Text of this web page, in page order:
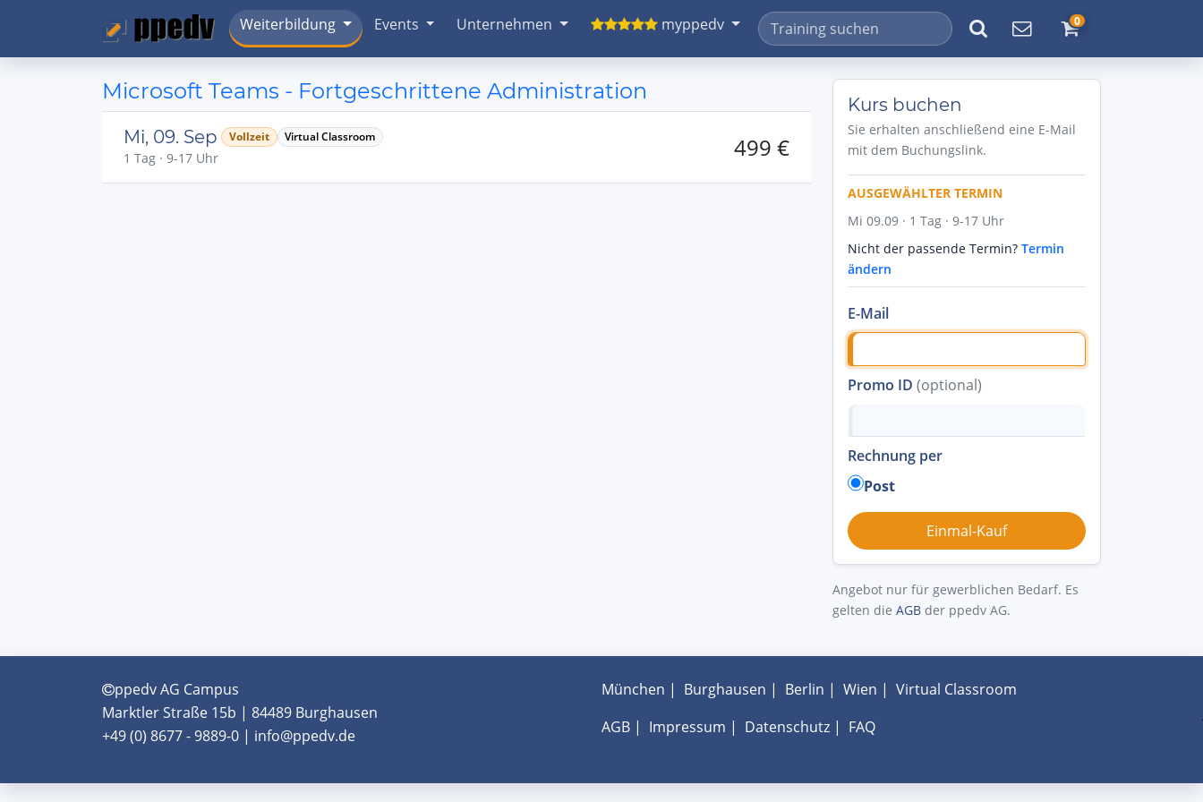
Weiterbildung Events Unternehmen myppedv 0
Microsoft Teams - Fortgeschrittene Administration
Mi, 09. Sep Vollzeit Virtual Classroom
1 Tag · 9-17 Uhr 499 €
Kurs buchen
Sie erhalten anschließend eine E-Mail
mit dem Buchungslink.
AUSGEWÄHLTER TERMIN
Mi 09.09 · 1 Tag · 9-17 Uhr
Nicht der passende Termin? Termin
ändern
E-Mail
Promo ID (optional)
Rechnung per
Post
Angebot nur für gewerblichen Bedarf. Es
gelten die AGB der ppedv AG.
ppedv AG Campus
Marktler Straße 15b | 84489 Burghausen
+49 (0) 8677 - 9889-0 | info@ppedv.de
München | Burghausen | Berlin | Wien | Virtual Classroom
AGB| Impressum | Datenschutz| FAQ